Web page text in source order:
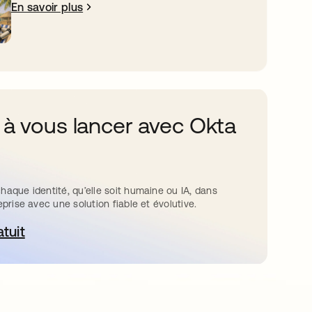
En savoir plus
vous lancer avec Okta
identité, qu’elle soit humaine ou IA, dans
avec une solution fiable et évolutive.
dans un nouvel onglet